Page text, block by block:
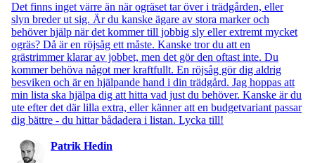
Det finns inget värre än när ogräset tar över i trädgården, eller
slyn breder ut sig. Är du kanske ägare av stora marker och
behöver hjälp när det kommer till jobbig sly eller extremt mycket
ogräs? Då är en röjsåg ett måste. Kanske tror du att en
grästrimmer klarar av jobbet, men det gör den oftast inte. Du
kommer behöva något mer kraftfullt. En röjsåg gör dig aldrig
besviken och är en hjälpande hand i din trädgård. Jag hoppas att
min lista ska hjälpa dig att hitta vad just du behöver. Kanske är du
ute efter det där lilla extra, eller känner att en budgetvariant passar
dig bättre - du hittar bådadera i listan. Lycka till!
Patrik Hedin